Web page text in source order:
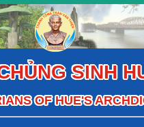
SINH
OF HUE'S